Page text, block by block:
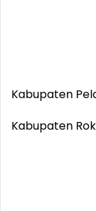
Kabupaten
Kabupaten